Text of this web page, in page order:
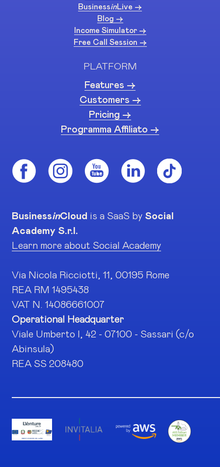
BusinessinLive ->
Blog ->
Income Simulator ->
Free Call Session ->
PLATFORM
Features ->
Customers ->
Pricing ->
Programma Affiliato ->
BusinessinCloud is a SaaS by Social
Academy S.r.l.
Learn more about Social Academy
Via Nicola Ricciotti, 11, 00195 Rome
REA RM 1495438
VAT N. 14086661007
Operational Headquarter
Viale Umberto I, 42 - 07100 - Sassari (c/o
Abinsula)
REA SS 208480